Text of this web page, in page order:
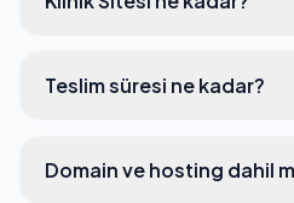
Teslim süresi ne kadar?
Domain ve hosting dahil